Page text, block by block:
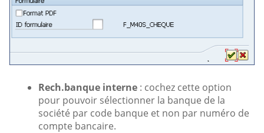
Rech.banque interne : cochez cette option
pour pouvoir sélectionner la banque de la
société par code banque et non par numéro de
compte bancaire.